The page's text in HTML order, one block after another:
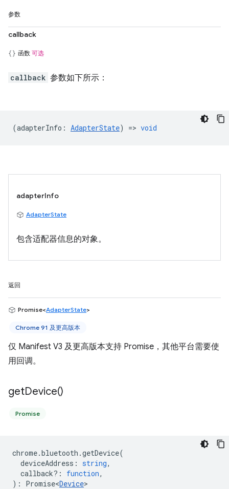
参数
callback
函数 可选
callback 参数如下所示：
(adapterInfo : AdapterState) => void
adapterInfo
AdapterState
包含适配器信息的对象。
返回
Promise<AdapterState>
Chrome 91 及更高版本
仅 Manifest V3 及更高版本支持 Promise，其他平台需要使
用回调。
getDevice()
Promise
chrome.bluetooth .getDevice(
deviceAddress : string,
callback? : function,
) : Promise<Device>